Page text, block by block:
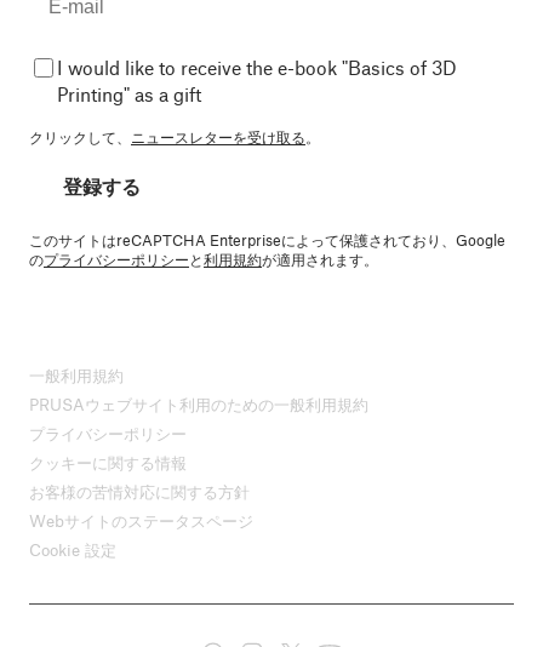
I would like to receive the e-book "Basics of 3D
Printing" as a gift
クリックして、 ニュースレターを受け取る。
登録する
このサイトはreCAPTCHA Enterpriseによって保護されており、Google
のプライバシーポリシーと利用規約が適用されます。
一般利用規約
PRUSAウェブサイト利用のための一般利用規約
プライバシーポリシー
クッキーに関する情報
お客様の苦情対応に関する方針
Webサイトのステータスページ
Cookie 設定